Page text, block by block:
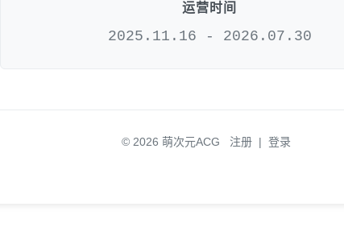
运营时间
2025.11.16 - 2026.07.30
© 2026 萌次元ACG 注册 | 登录